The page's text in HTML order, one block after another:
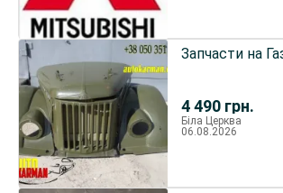
4 490 грн.
Запчасти на
Біла Церква
06.08.2026